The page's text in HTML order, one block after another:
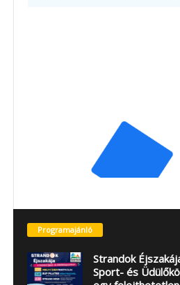
Programajánló
Strandok
Sport- és